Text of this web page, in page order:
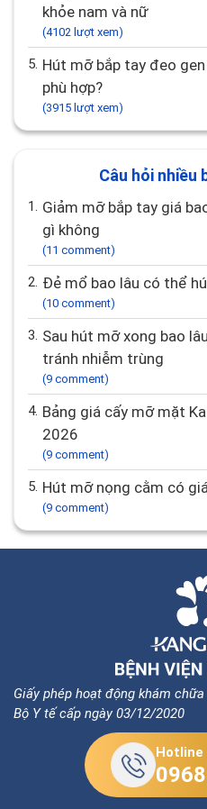
khỏe nam và nữ
(4102 lượt xem)
5. Hút mỡ bắp tay đeo gen bao lâu và thời gian đeo
phù hợp?
(3915 lượt xem)
Câu hỏi nhiều
1. giảm mỡ bắp tay giá bao nhiêu và có khuyến mại
gì không
(11 comment)
2. Đẻ mổ bao lâu có thể
(10 comment)
3. Sau hút mỡ xong bao lâu được tắm? Lưu ý để
tránh nhiễm trùng
(9 comment)
4. Bảng giá cấy mỡ mặt Kangnam mới nhất năm
2026
(9 comment)
5. Hút mỡ nọng cằm có
(9 comment)
Giấy phép hoạt động khám
Bộ Y tế cấp ngày 03/12/2020
Hotline